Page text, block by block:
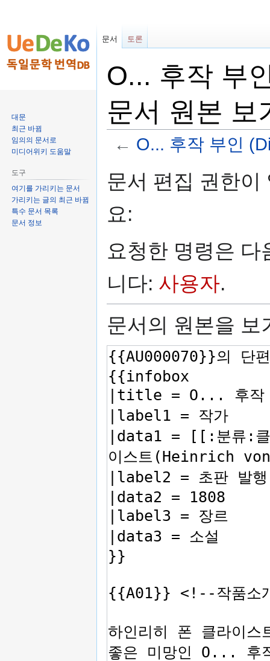
O... 후작 부
문서 원본 보
← O... 후작 부인
러
기
로
기
색
러
가
문서 편집 권한이
요:
요청한 명령은
니다: 사용자.
문서의 원본을 보
문서 토론
대문
최근 바뀜
임의의 문서로
미디어위키 도움말
도구
여기를 가리키는 문서
가리키는 글의 최근 바뀜
특수 문서 목록
문서 정보